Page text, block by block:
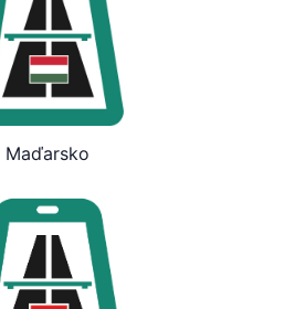
Maďarsko